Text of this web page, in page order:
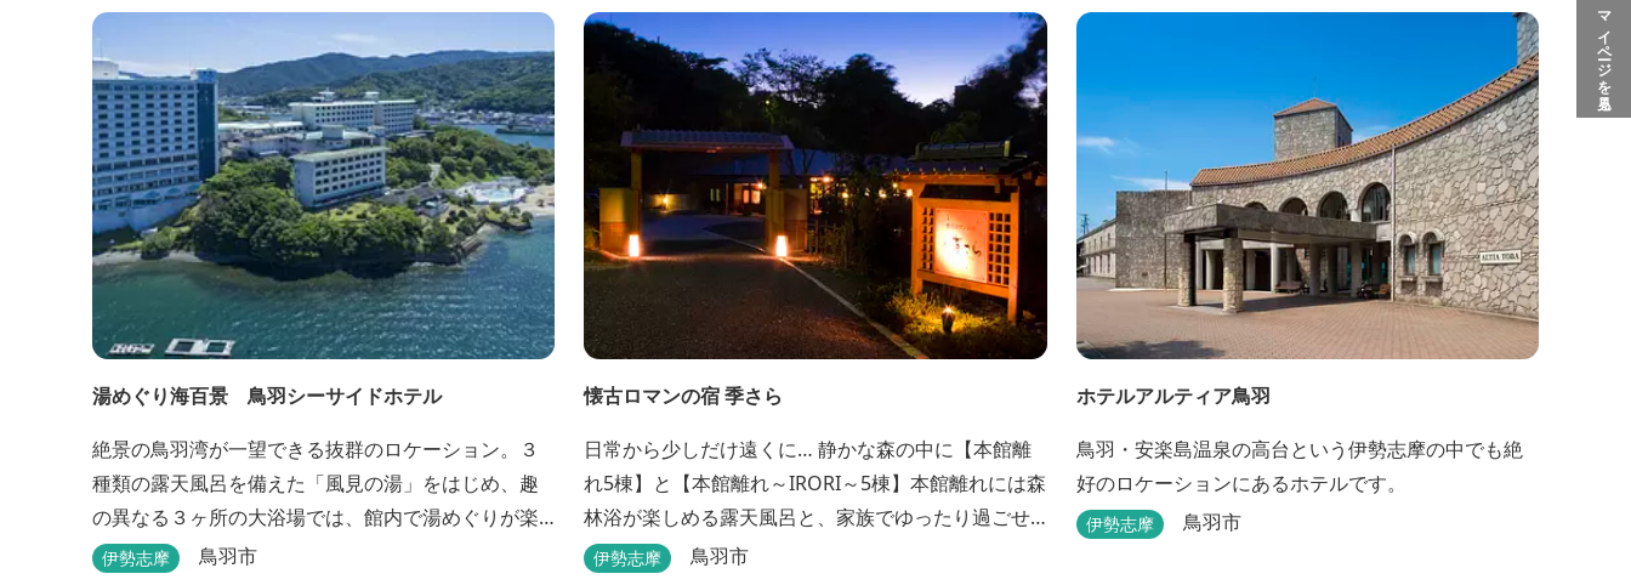
マイページを見る
湯めぐり海百景 鳥羽シーサイドホテル
絶景の鳥羽湾が一望できる抜群のロケーション。３
種類の露天風呂を備えた「風見の湯」をはじめ、趣
の異なる３ヶ所の大浴場では、館内で湯めぐりが楽
しめます。また、露天風呂付客室や貸切家族風呂
伊勢志摩 鳥羽市
懐古ロマンの宿 季さら
日常から少しだけ遠くに… 静かな森の中に【本館離
れ5棟】と【本館離れ～IRORI～5棟】本館離れには森
林浴が楽しめる露天風呂と、家族でゆったり過ごせ
る内湯がついています。お部屋に合わせた様々なプ
伊勢志摩 鳥羽市
ホテルアルティア鳥羽
鳥羽・安楽島温泉の高台という伊勢志摩の中でも絶
好のロケーションにあるホテルです。
伊勢志摩 鳥羽市